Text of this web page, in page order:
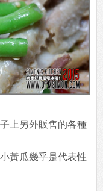
上另外販售的各種
黃瓜幾乎是代表性